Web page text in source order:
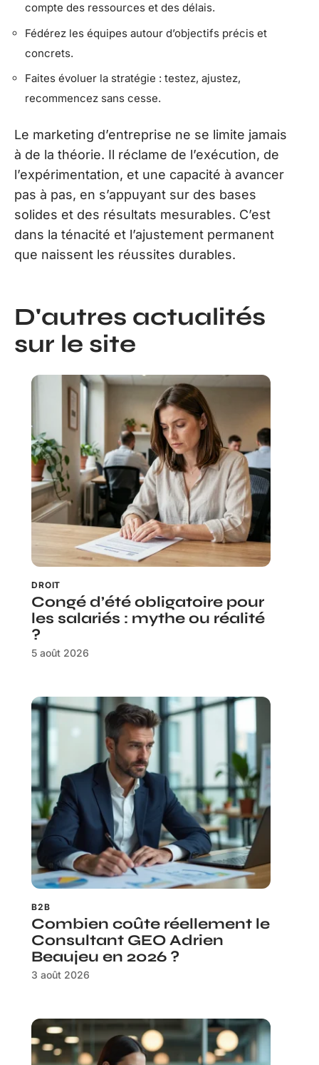
compte des ressources et des délais.
Fédérez les équipes autour d’objectifs précis et
concrets.
Faites évoluer la stratégie : testez, ajustez,
recommencez sans cesse.
Le marketing d’entreprise ne se limite jamais
à de la théorie. Il réclame de l’exécution, de
l’expérimentation, et une capacité à avancer
pas à pas, en s’appuyant sur des bases
solides et des résultats mesurables. C’est
dans la ténacité et l’ajustement permanent
que naissent les réussites durables.
D'autres actualités
sur le site
DROIT
Congé d’été obligatoire pour
les salariés : mythe ou réalité
?
5 août 2026
B2B
Combien coûte réellement le
Consultant GEO Adrien
Beaujeu en 2026 ?
3 août 2026